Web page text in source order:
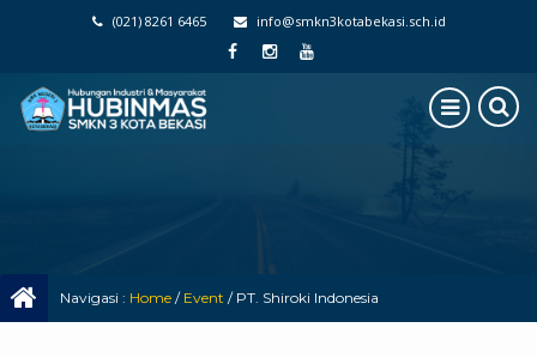
(021) 8261 6465 info@smkn3kotabekasi.sch.id
Navigasi : Home / Event / PT. Shiroki Indonesia